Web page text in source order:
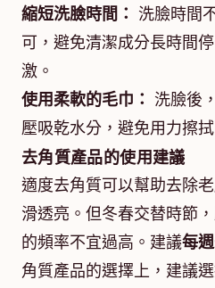
縮短洗臉時間： 洗臉時間
可，避免清潔成分長時間
激。
使用柔軟的毛巾： 洗臉後
壓吸乾水分，避免用力擦
去角質產品的使用建議
適度去角質可以幫助去除
滑透亮。但冬春交替時節
的頻率不宜過高。建議每
角質產品的選擇上，建議